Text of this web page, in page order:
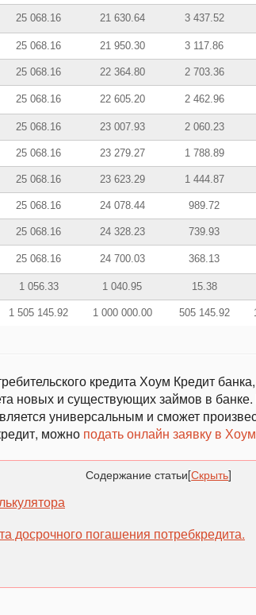
25 068.16 21 630.64 3 437.52
25 068.16 21 950.30 3 117.86
25 068.16 22 364.80 2 703.36
25 068.16 22 605.20 2 462.96
25 068.16 23 007.93 2 060.23
25 068.16 23 279.27 1 788.89
25 068.16 23 623.29 1 444.87
25 068.16 24 078.44 989.72
25 068.16 24 328.23 739.93
25 068.16 24 700.03 368.13
1 056.33 1 040.95 15.38
1 505 145.92 1 000 000.00 505 145.92
кредита Хоум Кредит
новых и существующих займов в банке.
универсальным и сможет
можно подать онлайн заявку в
Содержание статьи[Скрыть]
досрочного погашения потребкредита.